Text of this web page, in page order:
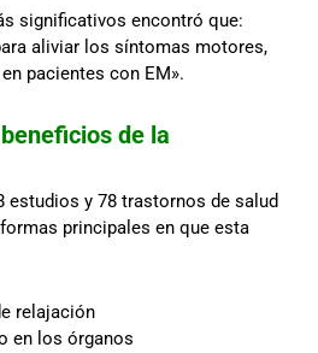
significativos encontró que:
aliviar los síntomas motores,
pacientes con EM».
de la
estudios y 78 trastornos de salud
principales en que esta
relajación
en los órganos